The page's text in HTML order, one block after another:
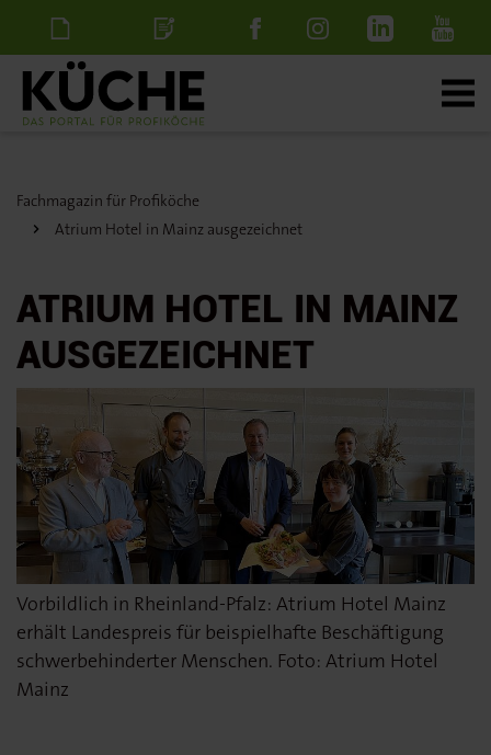
NewsletterStellenanzeige
Fachmagazin für Profiköche
Atrium Hotel in Mainz ausgezeichnet
ATRIUM HOTEL IN MAINZ
AUSGEZEICHNET
Vorbildlich in Rheinland-Pfalz: Atrium Hotel Mainz
erhält Landespreis für beispielhafte Beschäftigung
schwerbehinderter Menschen. Foto: Atrium Hotel
Mainz